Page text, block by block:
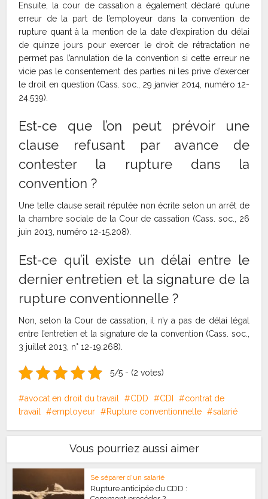
Ensuite, la cour de cassation a également déclaré qu’une
erreur de la part de l’employeur dans la convention de
rupture quant à la mention de la date d’expiration du délai
de quinze jours pour exercer le droit de rétractation ne
permet pas l’annulation de la convention si cette erreur ne
vicie pas le consentement des parties ni les prive d’exercer
le droit en question (Cass. soc., 29 janvier 2014, numéro 12-
24.539).
Est-ce que l’on peut prévoir une
clause refusant par avance de
contester la rupture dans la
convention ?
Une telle clause serait réputée non écrite selon un arrêt de
la chambre sociale de la Cour de cassation (Cass. soc., 26
juin 2013, numéro 12-15.208).
Est-ce qu’il existe un délai entre le
dernier entretien et la signature de la
rupture conventionnelle ?
Non, selon la Cour de cassation, il n’y a pas de délai légal
entre l’entretien et la signature de la convention (Cass. soc.,
3 juillet 2013, n° 12-19.268).
5/5 - (2 votes)
avocat en droit du travail CDD CDI
contrat de
travail
employeur Rupture conventionnelle salarié
Vous pourriez aussi aimer
Se séparer d'un salarié
Rupture anticipée du CDD :